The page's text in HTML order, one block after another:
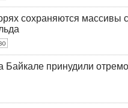
сохраняются массивы
Байкале принудили